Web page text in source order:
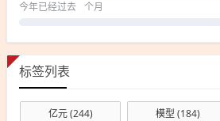
今年已经过去 个月
标签列表
亿元(244) 模型 (184)